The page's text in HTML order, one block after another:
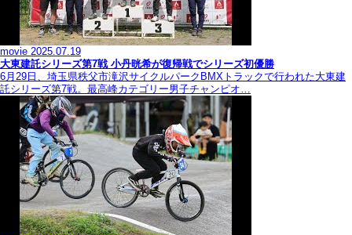
movie 2025.07.19
大東建託シリーズ第7戦 ⼩丹晄希が復帰戦でシリーズ初優勝
6月29日、埼玉県秩父市滝沢サイクルパークBMXトラックで行われた大東建
託シリーズ第7戦。最高峰カテゴリー男子チャンピオ…